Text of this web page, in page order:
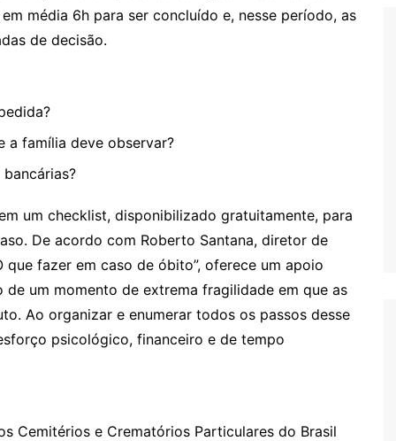
média 6h para ser concluído e, nesse período, as
de decisão.
a família deve observar?
um checklist, disponibilizado gratuitamente, para
De acordo com Roberto Santana, diretor de
fazer em caso de óbito”, oferece um apoio
um momento de extrema fragilidade em que as
Ao organizar e enumerar todos os passos desse
psicológico, financeiro e de tempo
Cemitérios e Crematórios Particulares do Brasil